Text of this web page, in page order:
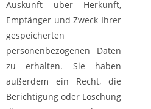
Auskunft über Herkunft,
Empfänger und Zweck Ihrer
gespeicherten
personenbezogenen Daten
zu erhalten. Sie haben
außerdem ein Recht, die
Berichtigung oder Löschung